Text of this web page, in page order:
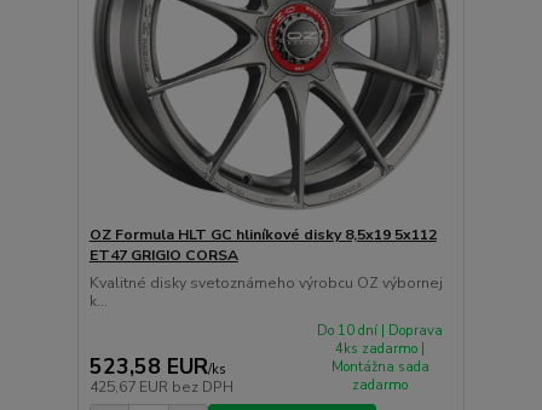
OZ Formula HLT GC hliníkové disky 8,5x19 5x112
ET47 GRIGIO CORSA
Kvalitné disky svetoznámeho výrobcu OZ výbornej
k...
523,58 EUR/ks
425,67 EUR bez DPH
Do 10 dní | Doprava
4ks zadarmo |
Montážna sada
zadarmo